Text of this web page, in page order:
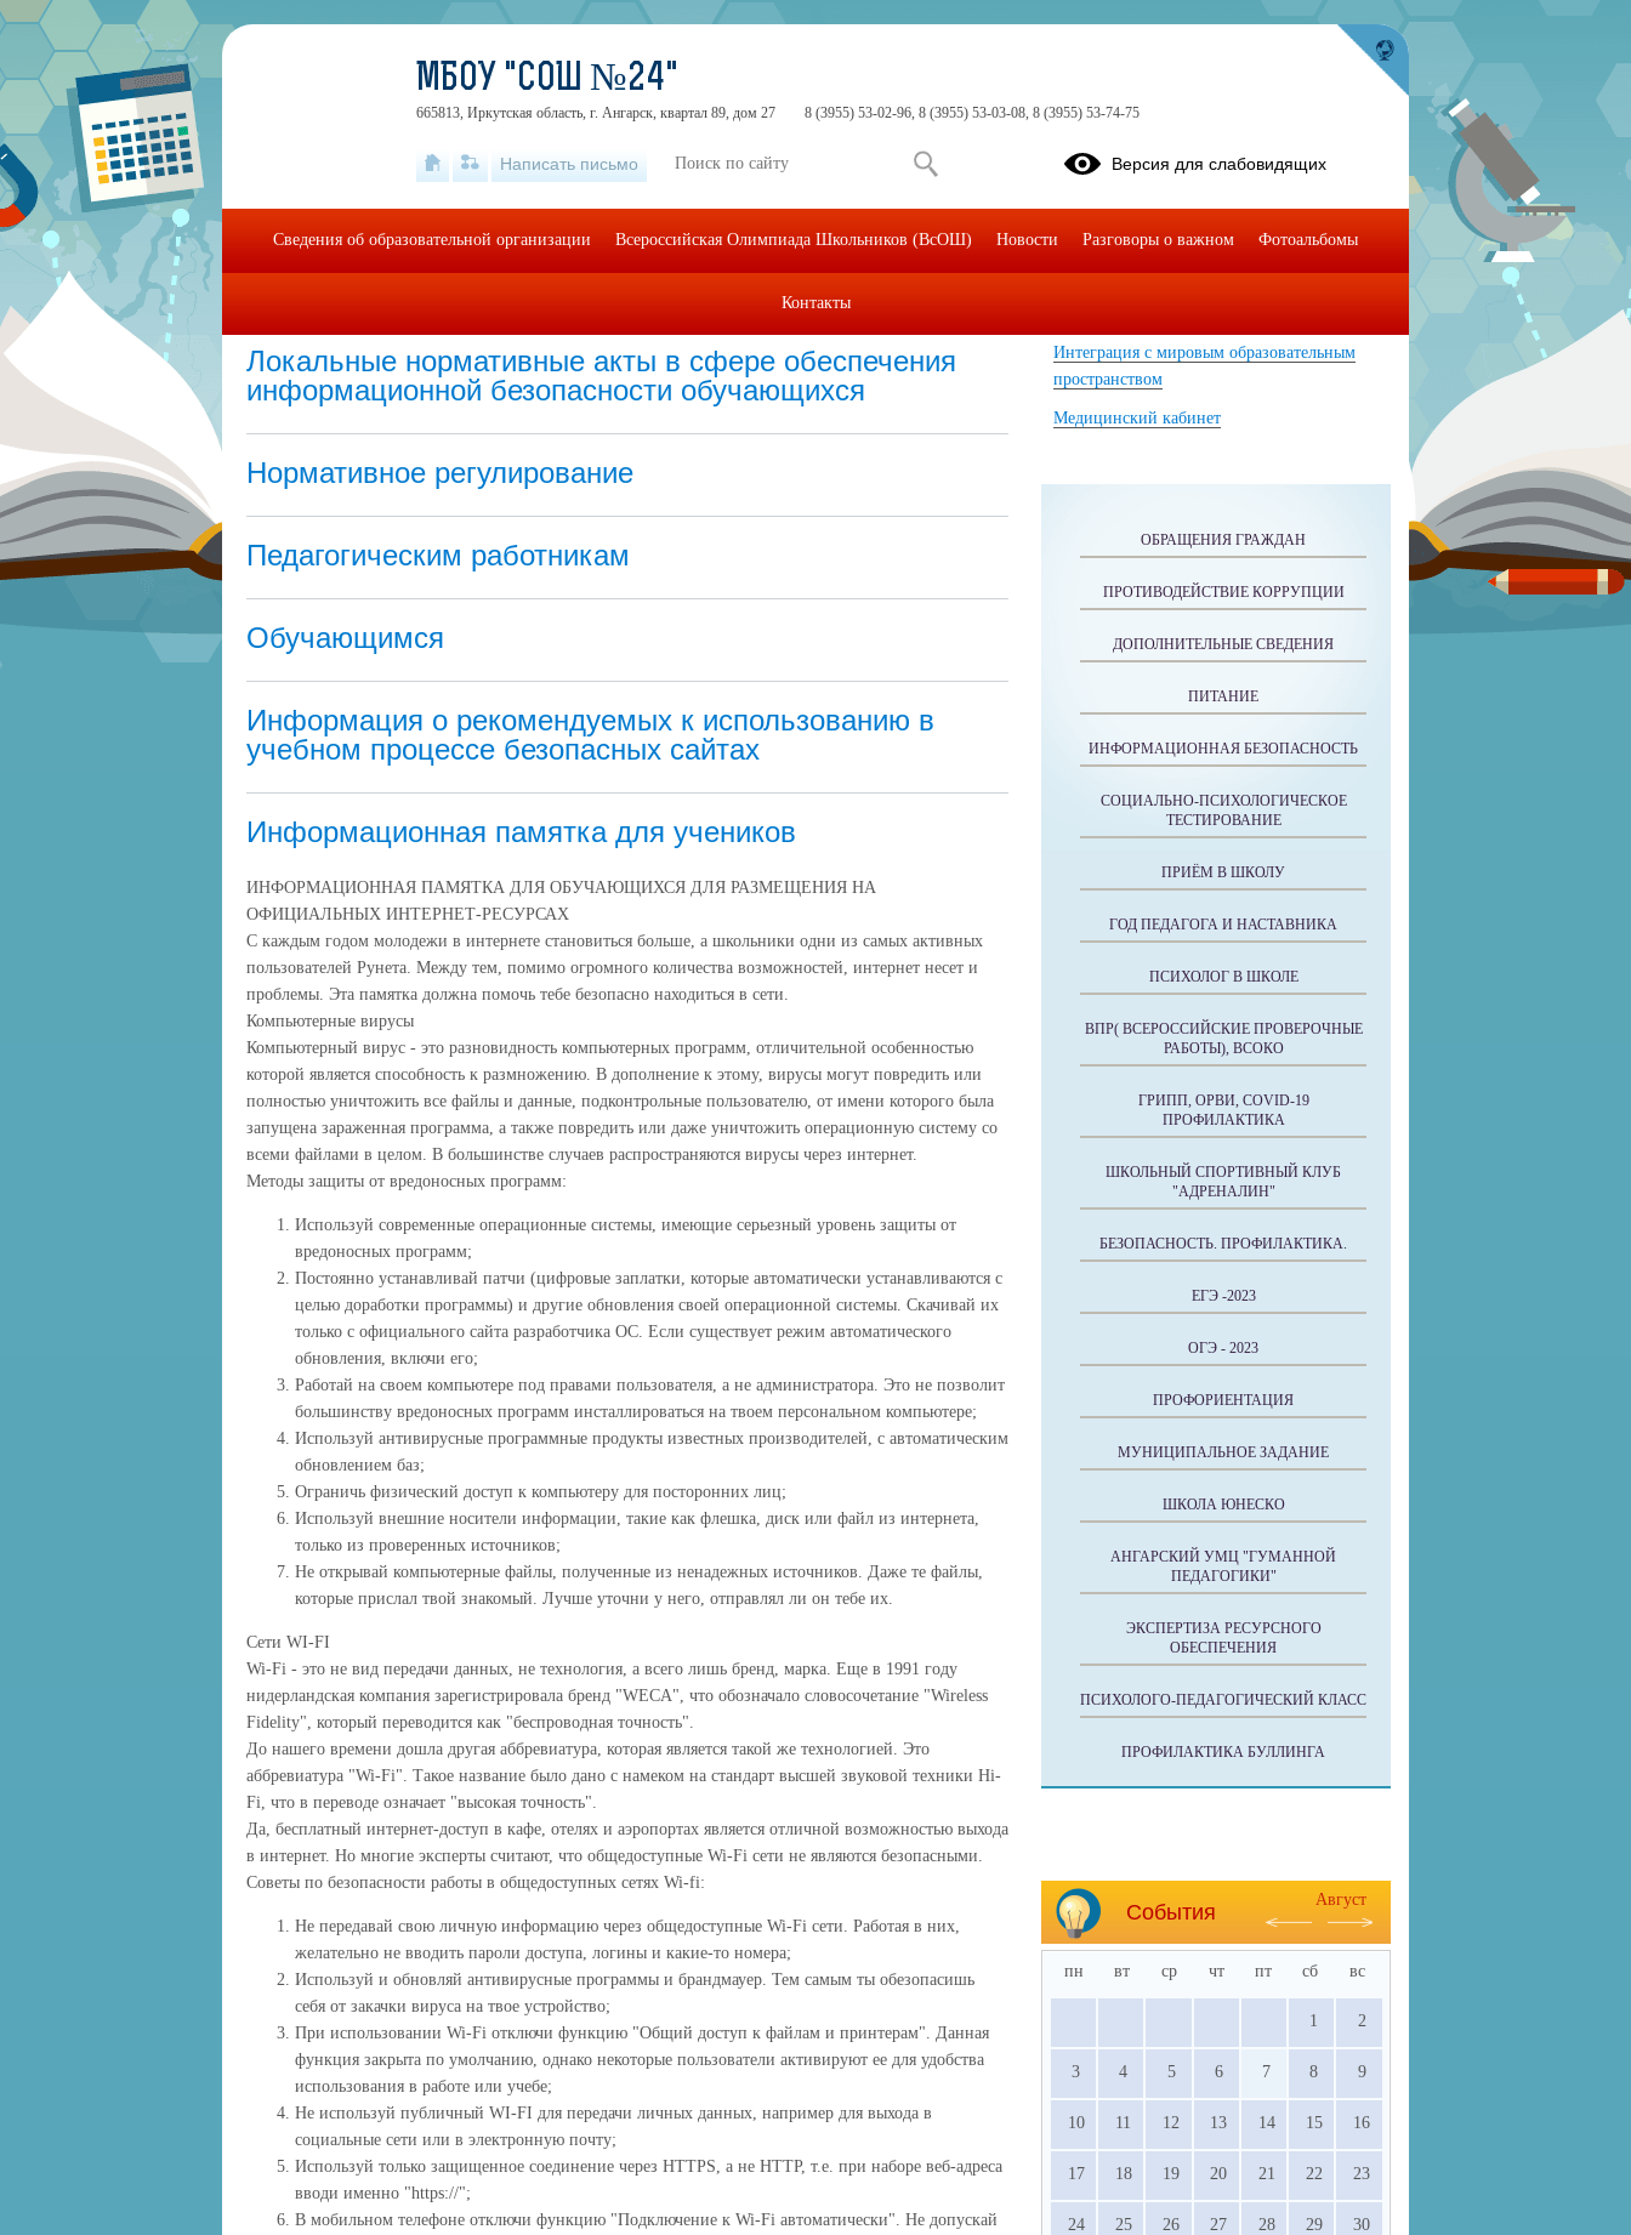
Локальные нормативные акты в сфере обеспечения
информационной безопасности обучающихся
Нормативное регулирование
Педагогическим работникам
Обучающимся
Информация о рекомендуемых к использованию в
учебном процессе безопасных сайтах
Информационная памятка для учеников
ИНФОРМАЦИОННАЯ ПАМЯТКА ДЛЯ ОБУЧАЮЩИХСЯ ДЛЯ РАЗМЕЩЕНИЯ НА
ОФИЦИАЛЬНЫХ ИНТЕРНЕТ-РЕСУРСАХ
С каждым годом молодежи в интернете становиться больше, а школьники одни из самых активных
пользователей Рунета. Между тем, помимо огромного количества возможностей, интернет несет и
проблемы. Эта памятка должна помочь тебе безопасно находиться в сети.
Компьютерные вирусы
Компьютерный вирус - это разновидность компьютерных программ, отличительной особенностью
которой является способность к размножению. В дополнение к этому, вирусы могут повредить или
полностью уничтожить все файлы и данные, подконтрольные пользователю, от имени которого была
запущена зараженная программа, а также повредить или даже уничтожить операционную систему со
всеми файлами в целом. В большинстве случаев распространяются вирусы через интернет.
Методы защиты от вредоносных программ:
Используй современные операционные системы, имеющие серьезный уровень защиты от
вредоносных программ;
Постоянно устанавливай патчи (цифровые заплатки, которые автоматически устанавливаются с
целью доработки программы) и другие обновления своей операционной системы. Скачивай их
только с официального сайта разработчика ОС. Если существует режим автоматического
обновления, включи его;
Работай на своем компьютере под правами пользователя, а не администратора. Это не позволит
большинству вредоносных программ инсталлироваться на твоем персональном компьютере;
Используй антивирусные программные продукты известных производителей, с автоматическим
обновлением баз;
Ограничь физический доступ к компьютеру для посторонних лиц;
Используй внешние носители информации, такие как флешка, диск или файл из интернета,
только из проверенных источников;
Не открывай компьютерные файлы, полученные из ненадежных источников. Даже те файлы,
которые прислал твой знакомый. Лучше уточни у него, отправлял ли он тебе их.
Сети WI-FI
Wi-Fi - это не вид передачи данных, не технология, а всего лишь бренд, марка. Еще в 1991 году
нидерландская компания зарегистрировала бренд "WECA", что обозначало словосочетание "Wireless
Fidelity", который переводится как "беспроводная точность".
До нашего времени дошла другая аббревиатура, которая является такой же технологией. Это
аббревиатура "Wi-Fi". Такое название было дано с намеком на стандарт высшей звуковой техники Hi-
Fi, что в переводе означает "высокая точность".
Да, бесплатный интернет-доступ в кафе, отелях и аэропортах является отличной возможностью выхода
в интернет. Но многие эксперты считают, что общедоступные Wi-Fi сети не являются безопасными.
Советы по безопасности работы в общедоступных сетях Wi-fi:
Не передавай свою личную информацию через общедоступные Wi-Fi сети. Работая в них,
желательно не вводить пароли доступа, логины и какие-то номера;
Используй и обновляй антивирусные программы и брандмауер. Тем самым ты обезопасишь
себя от закачки вируса на твое устройство;
При использовании Wi-Fi отключи функцию "Общий доступ к файлам и принтерам". Данная
функция закрыта по умолчанию, однако некоторые пользователи активируют ее для удобства
использования в работе или учебе;
Не используй публичный WI-FI для передачи личных данных, например для выхода в
социальные сети или в электронную почту;
Используй только защищенное соединение через HTTPS, а не HTTP, т.е. при наборе веб-адреса
вводи именно "https://";
В мобильном телефоне отключи функцию "Подключение к Wi-Fi автоматически". Не допускай
Интеграция с мировым образовательным
пространством
Медицинский кабинет
ОБРАЩЕНИЯ ГРАЖДАН
ПРОТИВОДЕЙСТВИЕ КОРРУПЦИИ
ДОПОЛНИТЕЛЬНЫЕ СВЕДЕНИЯ
ПИТАНИЕ
ИНФОРМАЦИОННАЯ БЕЗОПАСНОСТЬ
СОЦИАЛЬНО-ПСИХОЛОГИЧЕСКОЕ
ТЕСТИРОВАНИЕ
ПРИЁМ В ШКОЛУ
ГОД ПЕДАГОГА И НАСТАВНИКА
ПСИХОЛОГ В ШКОЛЕ
ВПР( ВСЕРОССИЙСКИЕ ПРОВЕРОЧНЫЕ
РАБОТЫ), ВСОКО
ГРИПП, ОРВИ, COVID-19
ПРОФИЛАКТИКА
ШКОЛЬНЫЙ СПОРТИВНЫЙ КЛУБ
"АДРЕНАЛИН"
БЕЗОПАСНОСТЬ. ПРОФИЛАКТИКА.
ЕГЭ -2023
ОГЭ - 2023
ПРОФОРИЕНТАЦИЯ
МУНИЦИПАЛЬНОЕ ЗАДАНИЕ
ШКОЛА ЮНЕСКО
АНГАРСКИЙ УМЦ "ГУМАННОЙ
ПЕДАГОГИКИ"
ЭКСПЕРТИЗА РЕСУРСНОГО
ОБЕСПЕЧЕНИЯ
ПСИХОЛОГО-ПЕДАГОГИЧЕСКИЙ КЛАСС
ПРОФИЛАКТИКА БУЛЛИНГА
События
Август
пн вт ср чт пт сб вс
1 2
3 4 5 6 7 8 9
10 11 12 13 14 15 16
17 18 19 20 21 22 23
24 25 26 27 28 29 30
МБОУ "СОШ №24"
665813, Иркутская область, г. Ангарск, квартал 89, дом 27 8 (3955) 53-02-96, 8 (3955) 53-03-08, 8 (3955) 53-74-75
Написать письмо Версия для слабовидящих
Сведения об образовательной организации Всероссийская Олимпиада Школьников (ВсОШ) Новости Разговоры о важном Фотоальбомы
Контакты